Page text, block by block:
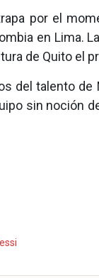
por el
en Lima.
de Quito el
del talento
sin noción